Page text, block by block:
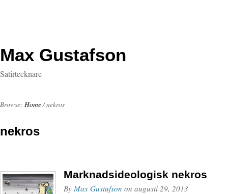
Max Gustafson
Satirtecknare
Browse: Home/nekros
nekros
Marknadsideologisk nekros
By Max Gustafson on augusti 29, 2013